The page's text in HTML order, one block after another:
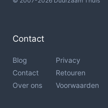
Contact
Blog
Contact
Over ons
Privacy
Retouren
Voorwaarden